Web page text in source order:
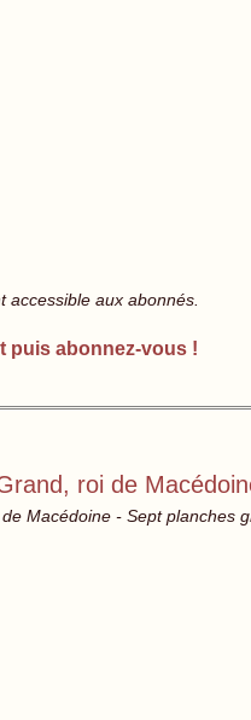
accessible aux abonnés.
puis abonnez-vous !
roi de
Macédoine - Sept planches